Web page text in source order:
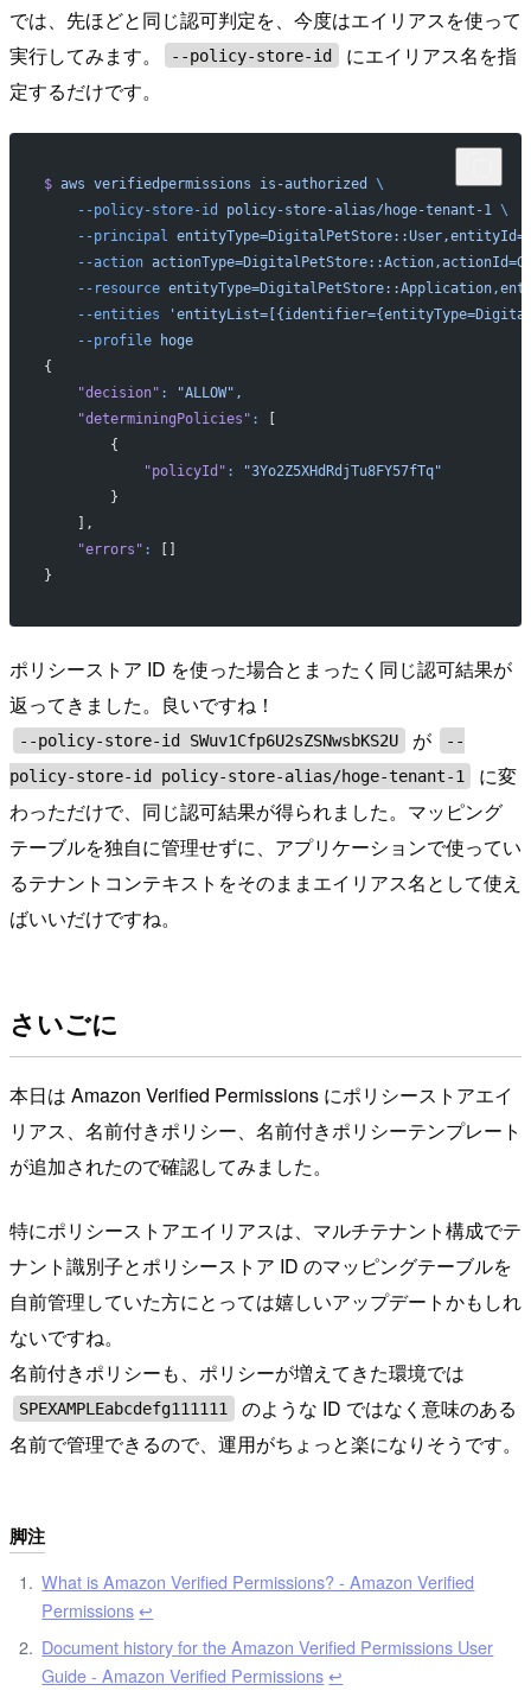
では、先ほどと同じ認可判定を、今度はエイリアスを使って
実行してみます。
--policy-store-id
にエイリアス名を指
定するだけです。
$ aws verifiedpermissions is-authorized
\
    --policy-store-id
policy-store-alias/hoge-tenant-1 \
    --principal
    --action
    --resource
    --entities
    --profile
hoge
{
    "decision"
:
"ALLOW",
    "determiningPolicies"
:
        {
            "policyId"
:
"3Yo2Z5XHdRdjTu8FY57fTq"
        }
    ],
    "errors"
:
}
ポリシーストア ID を使った場合とまったく同じ認可結果が
返ってきました。良いですね！
--policy-store-id SWuv1Cfp6U2sZSNwsbKS2U が
--
policy-store-id policy-store-alias/hoge-tenant-1
に変
わっただけで、同じ認可結果が得られました。マッピング
テーブルを独自に管理せずに、アプリケーションで使ってい
るテナントコンテキストをそのままエイリアス名として使え
ばいいだけですね。
さいごに
本日は Amazon Verified Permissions にポリシーストアエイ
リアス、名前付きポリシー、名前付きポリシーテンプレート
が追加されたので確認してみました。
特にポリシーストアエイリアスは、マルチテナント構成でテ
ナント識別子とポリシーストア ID のマッピングテーブルを
自前管理していた方にとっては嬉しいアップデートかもしれ
ないですね。
名前付きポリシーも、ポリシーが増えてきた環境では
SPEXAMPLEabcdefg111111
のような ID ではなく意味のある
名前で管理できるので、運用がちょっと楽になりそうです。
脚注
What is Amazon Verified Permissions? - Amazon Verified
Permissions ↩︎
Document history for the Amazon Verified Permissions User
Guide - Amazon Verified Permissions ↩︎